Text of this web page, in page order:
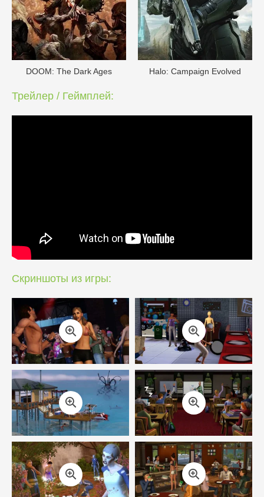
DOОM: The Dark Ages Halo: Campaign Evolved
Трейлер / Геймплей:
Скриншоты из игры: